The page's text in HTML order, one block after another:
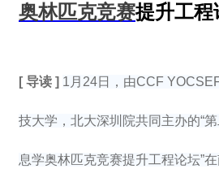
奥林匹克竞赛提升工程
[ 导读 ] 1月24日，由CCF
技大学，北大深圳院共同主办的“
息学奥林匹克竞赛提升工程论坛”